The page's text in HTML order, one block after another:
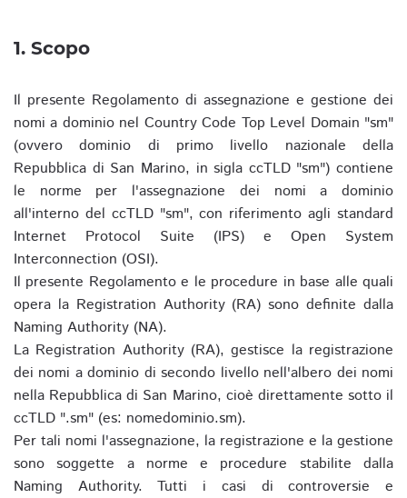
1. Scopo
Il presente Regolamento di assegnazione e gestione dei
nomi a dominio nel Country Code Top Level Domain "sm"
(ovvero dominio di primo livello nazionale della
Repubblica di San Marino, in sigla ccTLD "sm") contiene
le norme per l'assegnazione dei nomi a dominio
all'interno del ccTLD "sm", con riferimento agli standard
Internet Protocol Suite (IPS) e Open System
Interconnection (OSI).
Il presente Regolamento e le procedure in base alle quali
opera la Registration Authority (RA) sono definite dalla
Naming Authority (NA).
La Registration Authority (RA), gestisce la registrazione
dei nomi a dominio di secondo livello nell'albero dei nomi
nella Repubblica di San Marino, cioè direttamente sotto il
ccTLD ".sm" (es: nomedominio.sm).
Per tali nomi l'assegnazione, la registrazione e la gestione
sono soggette a norme e procedure stabilite dalla
Naming Authority. Tutti i casi di controversie e